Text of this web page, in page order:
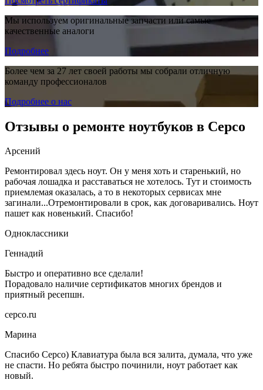
Мы используем оригинальные запчасти или самые
качественные аналоги
Подробнее
Более чем за 27 лет своей работы мы собрали отличную
команду профессионалов
Подробнее о нас
Отзывы о ремонте ноутбуков в Серсо
Арсений
Ремонтировал здесь ноут. Он у меня хоть и старенький, но
рабочая лошадка и расставаться не хотелось. Тут и стоимость
приемлемая оказалась, а то в некоторых сервисах мне
загинали...Отремонтировали в срок, как договаривались. Ноут
пашет как новенький. Спасибо!
Одноклассники
Геннадий
Быстро и оперативно все сделали!
Порадовало наличие сертификатов многих брендов и
приятный ресепшн.
серсо.ru
Марина
Спасибо Серсо) Клавиатура была вся залита, думала, что уже
не спасти. Но ребята быстро починили, ноут работает как
новый.